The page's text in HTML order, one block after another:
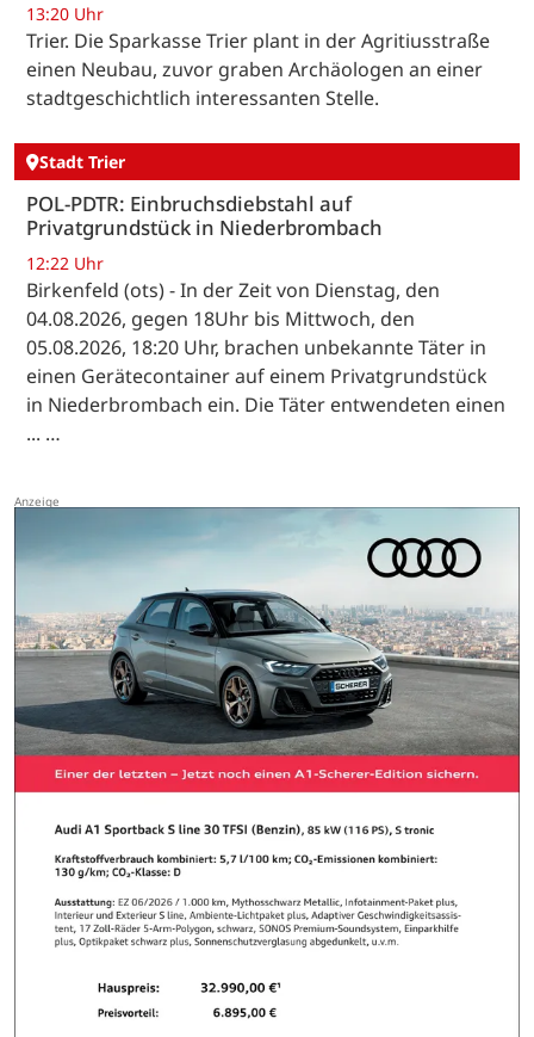
13:20 Uhr
Trier. Die Sparkasse Trier plant in der Agritiusstraße
einen Neubau, zuvor graben Archäologen an einer
stadtgeschichtlich interessanten Stelle.
Stadt Trier
POL-PDTR: Einbruchsdiebstahl auf
Privatgrundstück in Niederbrombach
12:22 Uhr
Birkenfeld (ots) - In der Zeit von Dienstag, den
04.08.2026, gegen 18Uhr bis Mittwoch, den
05.08.2026, 18:20 Uhr, brachen unbekannte Täter in
einen Gerätecontainer auf einem Privatgrundstück
in Niederbrombach ein. Die Täter entwendeten einen
... …